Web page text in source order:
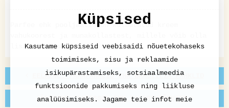
Parfee ehk pooljäätis on külmutatud kreem
lisatud ka marju vms.
EELMINE: PARAPÄHKLID EHK BRASIILIA PÄHKLID
JÄRGMINE: PATISSON EHK TALDRIKKÕRVITS
Küpsised
Kasutame küpsiseid veebisaidi nõuetekohaseks
toimimiseks, sisu ja reklaamide
isikupärastamiseks, sotsiaalmeedia
funktsioonide pakkumiseks ning liikluse
analüüsimiseks. Jagame teie infot meie